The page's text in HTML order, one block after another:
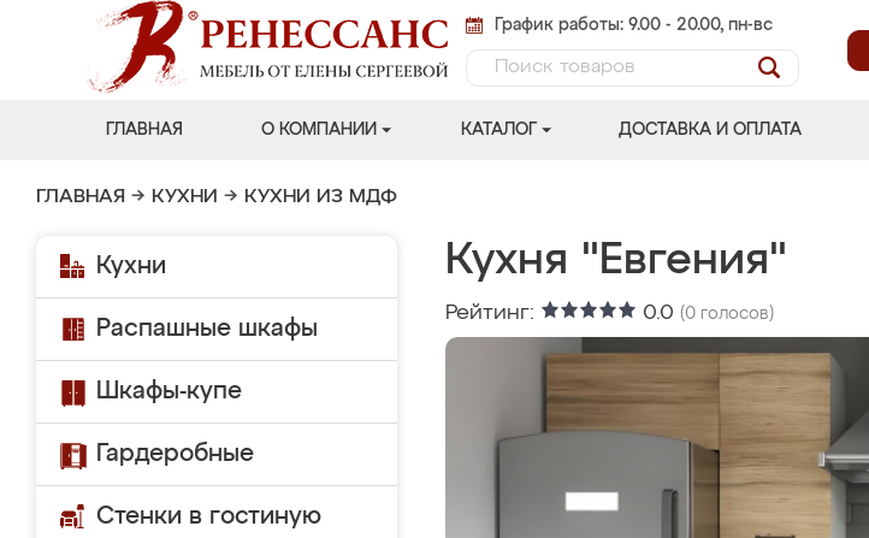
График работы: 9.00 - 20.00, пн-вс
ГЛАВНАЯ О КОМПАНИИ КАТАЛОГ ДОСТАВКА И ОПЛАТА
ГЛАВНАЯ → КУХНИ → КУХНИ ИЗ МДФ
Кухни
Распашные шкафы
Шкафы-купе
Гардеробные
Стенки в гостиную
Кухня "Евгения"
Рейтинг: 0.0 (0 голосов)